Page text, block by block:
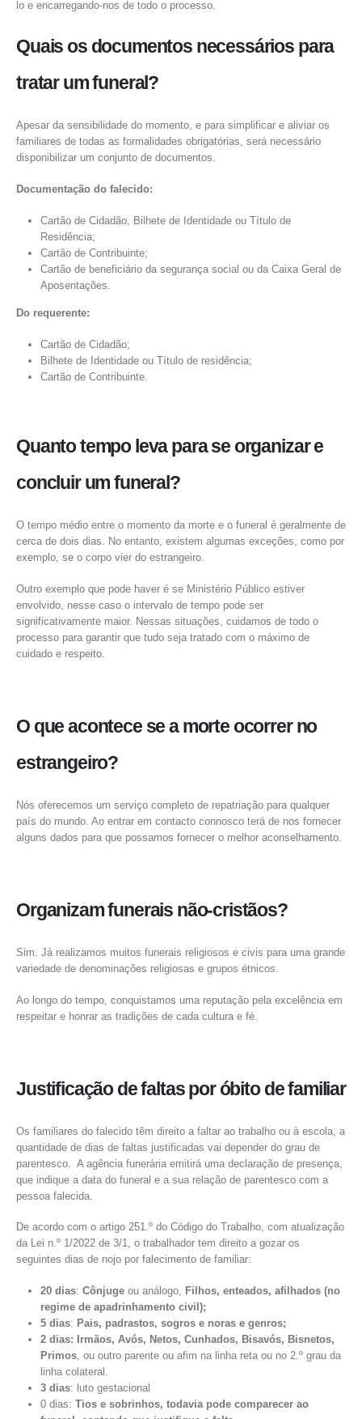
lo e encarregando-nos de todo o processo.
Quais os documentos necessários para
tratar um funeral?
Apesar da sensibilidade do momento, e para simplificar e aliviar os
familiares de todas as formalidades obrigatórias, será necessário
disponibilizar um conjunto de documentos.
Documentação do falecido:
Cartão de Cidadão, Bilhete de Identidade ou Título de
Residência;
Cartão de Contribuinte;
Cartão de beneficiário da segurança social ou da Caixa Geral de
Aposentações.
Do requerente:
Cartão de Cidadão;
Bilhete de Identidade ou Título de residência;
Cartão de Contribuinte.
Quanto tempo leva para se organizar e
concluir um funeral?
O tempo médio entre o momento da morte e o funeral é geralmente de
cerca de dois dias. No entanto, existem algumas exceções, como por
exemplo, se o corpo vier do estrangeiro.
Outro exemplo que pode haver é se Ministério Público estiver
envolvido, nesse caso o intervalo de tempo pode ser
significativamente maior. Nessas situações, cuidamos de todo o
processo para garantir que tudo seja tratado com o máximo de
cuidado e respeito.
O que acontece se a morte ocorrer no
estrangeiro?
Nós oferecemos um serviço completo de repatriação para qualquer
país do mundo. Ao entrar em contacto connosco terá de nos fornecer
alguns dados para que possamos fornecer o melhor aconselhamento.
Organizam funerais não-cristãos?
Sim. Já realizamos muitos funerais religiosos e civis para uma grande
variedade de denominações religiosas e grupos étnicos.
Ao longo do tempo, conquistamos uma reputação pela excelência em
respeitar e honrar as tradições de cada cultura e fé.
Justificação de faltas por óbito de familiar
Os familiares do falecido têm direito a faltar ao trabalho ou à escola, a
quantidade de dias de faltas justificadas vai depender do grau de
parentesco. A agência funerária emitirá uma declaração de presença,
que indique a data do funeral e a sua relação de parentesco com a
pessoa falecida.
De acordo com o artigo 251.º do Código do Trabalho, com atualização
da Lei n.º 1/2022 de 3/1, o trabalhador tem direito a gozar os
seguintes dias de nojo por falecimento de familiar:
20 dias: Cônjugeou análogo, Filhos, enteados, afilhados (no
regime de apadrinhamento civil);
5 dias: Pais, padrastos, sogros e noras e genros;
2 dias: Irmãos, Avós, Netos, Cunhados, Bisavós, Bisnetos,
Primos, ou outro parente ou afim na linha reta ou no 2.º grau da
linha colateral.
3 dias: luto gestacional
0 dias: Tios e sobrinhos, todavia pode comparecer ao
Rua Igreja 18
229 270 014
geral@funerariacasaveledas.pt
4480-741 Vila do Conde
252 624 953
918 754 019
geral@funerariacasaveledas.pt
R. nº 1 da Poça da Barca 110
geral@funerariacasaveledas.pt
Lavra
Largo Dr. Fernando Aroso 19
4455-130 Lavra
252 624 953
geral@funerariacasaveledas.pt
Política de Privacidade
Aderente ao Livro de Reclamações Eletrônico